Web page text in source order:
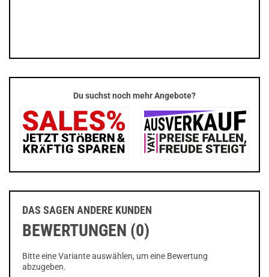
Du suchst noch mehr Angebote?
DAS SAGEN ANDERE KUNDEN
BEWERTUNGEN (0)
Bitte eine Variante auswählen, um eine Bewertung
abzugeben.